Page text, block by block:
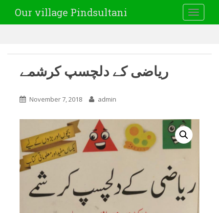
Our village Pindsultani
ریاضی کے دلچسپ کرشمے
November 7, 2018 admin